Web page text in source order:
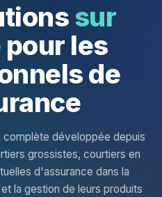
sur
pour les
de
développée depuis
grossistes, courtiers en
d'assurance dans la
la gestion de leurs produits